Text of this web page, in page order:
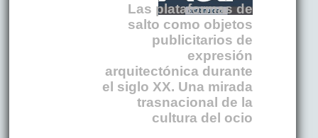
Las plataformas de
salto como objetos
publicitarios de
expresión
arquitectónica durante
el siglo XX. Una mirada
trasnacional de la
cultura del ocio